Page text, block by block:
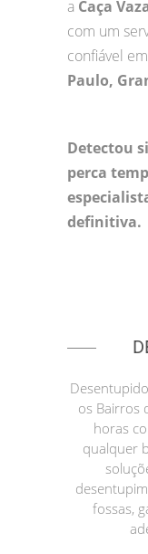
a Caça
com um
confiável
Paulo,
Detectou
perca
definitiva.
os Bairros
horas
qualquer
fossas,